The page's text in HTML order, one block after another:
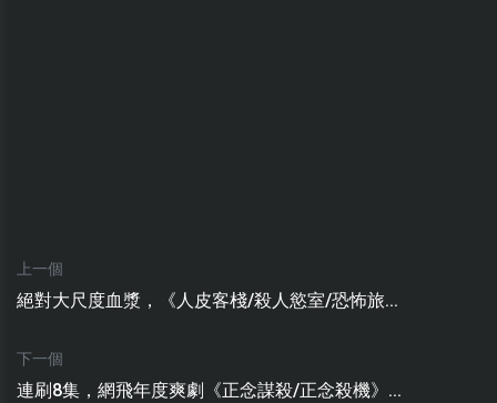
上一個
絕對大尺度血漿，《人皮客棧/殺人慾室/恐怖旅...
下一個
連刷8集，網飛年度爽劇《正念謀殺/正念殺機》...